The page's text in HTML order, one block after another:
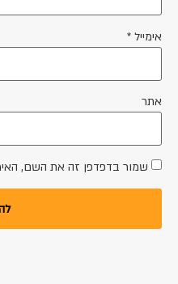
אימייל *
אתר
שמור בדפדפן זה את השם,